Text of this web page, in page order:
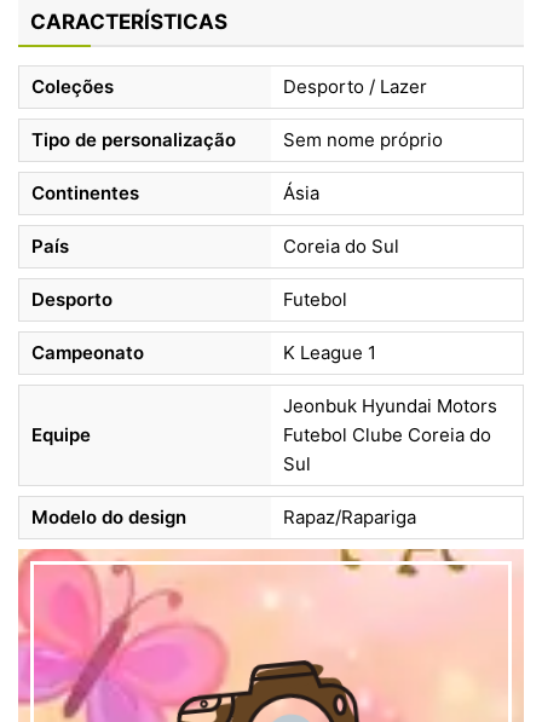
CARACTERÍSTICAS
Coleções Desporto / Lazer
Tipo de personalização Sem nome próprio
Continentes Ásia
País Coreia do Sul
Desporto Futebol
Campeonato K League 1
Equipe
Jeonbuk Hyundai Motors
Futebol Clube Coreia do
Sul
Modelo do design Rapaz/Rapariga